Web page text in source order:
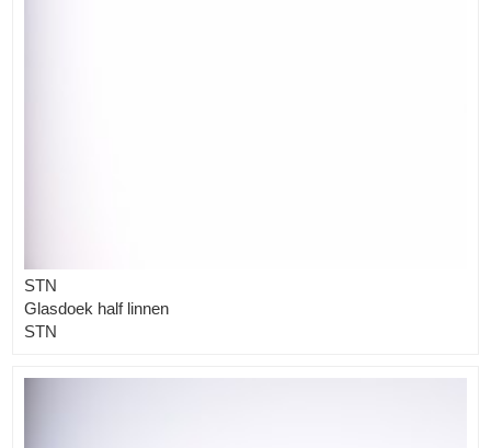
STN
Glasdoek half linnen
STN